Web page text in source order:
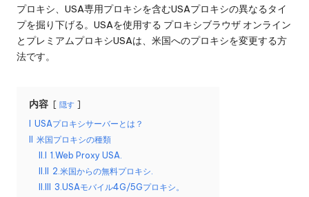
ル
プ
ロ
キ
シ
キ
シ
設
定
プロキシ、USA専用プロキシを含むUSAプロキシの異なるタイ
プを掘り下げる。USAを使用する プロキシブラウザ オンライン
とプレミアムプロキシUSAは、米国へのプロキシを変更する方
法です。
内容 隠す
USAプロキシサーバーとは？
米国プロキシの種類
II.I 1.Web Proxy USA.
II.II
2.米国からの無料プロキシ.
II.III
3.USAモバイル4G/5Gプロキシ。